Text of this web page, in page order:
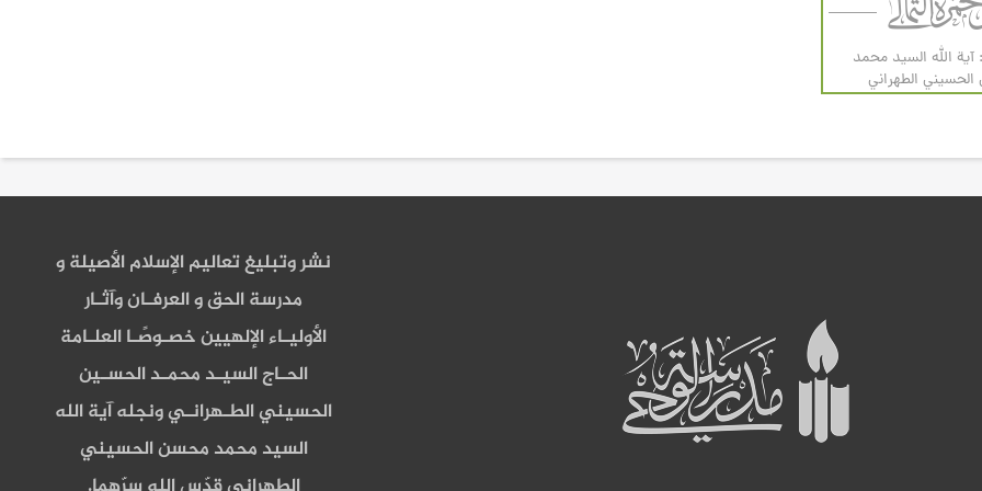
آية الله السيد محمد
الطهراني
نشر وتبليغ تعاليم الإسلام الأصيلة و
مدرسة الحق و العرفـان وآثـار
الأوليـاء الإلهيين خصـوصًـا العلـامة
الحـاج السيـد محمـد الحسـين
الحسيني الطـهرانـي ونجله آية الله
السيد محمد محسن الحسيني